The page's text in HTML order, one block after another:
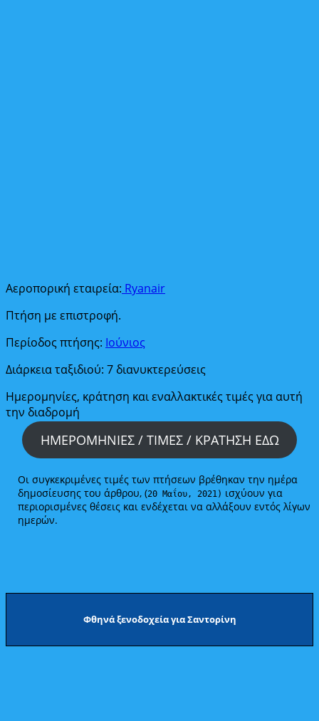
Αεροπορική εταιρεία: Ryanair
Πτήση με επιστροφή.
Περίοδος πτήσης: Ιούνιος
Διάρκεια ταξιδιού: 7 διανυκτερεύσεις
Ημερομηνίες, κράτηση και εναλλακτικές τιμές για αυτή
την διαδρομή
ΗΜΕΡΟΜΗΝΙΕΣ / ΤΙΜΕΣ / ΚΡΑΤΗΣΗ ΕΔΩ
Οι συγκεκριμένες τιμές των πτήσεων βρέθηκαν την ημέρα
δημοσίευσης του άρθρου, (20 Μαΐου, 2021) ισχύουν για
περιορισμένες θέσεις και ενδέχεται να αλλάξουν εντός λίγων
ημερών.
Φθηνά ξενοδοχεία για Σαντορίνη